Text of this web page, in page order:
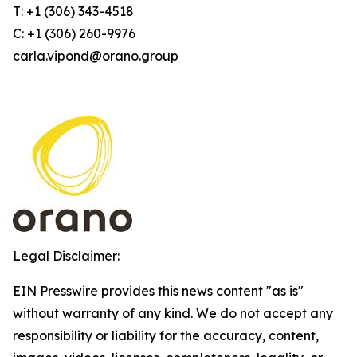
T: +1 (306) 343-4518
C: +1 (306) 260-9976
carla.vipond@orano.group
Legal Disclaimer:
EIN Presswire provides this news content "as is"
without warranty of any kind. We do not accept any
responsibility or liability for the accuracy, content,